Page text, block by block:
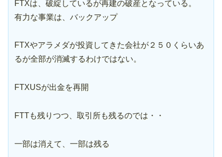
FTXは、破綻しているが再建の破産となっている。
有力な事業は、バックアップ
FTXやアラメダが投資してきた会社が２５０くらいあ
るが全部が消滅するわけではない。
FTXUSが出金を再開
FTTも残りつつ、取引所も残るのでは・・
一部は消えて、一部は残る